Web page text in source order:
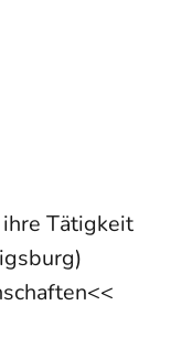
Tätigkeit